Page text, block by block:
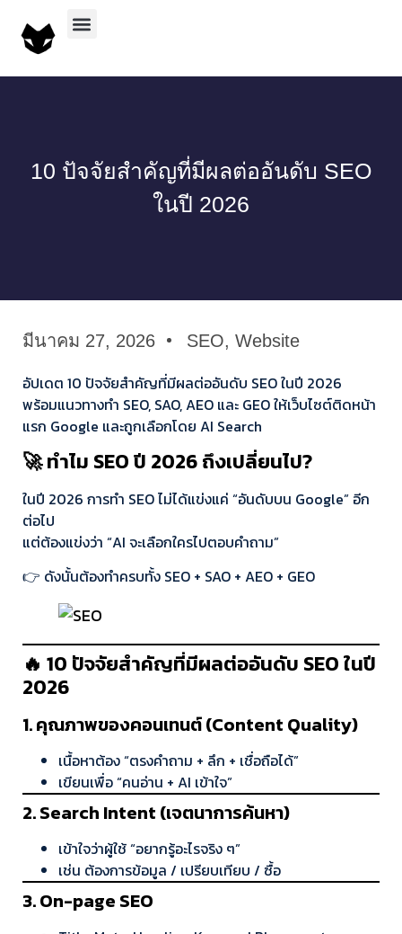
10 ปัจจัยสำคัญที่มีผลต่ออันดับ SEO
ในปี 2026
มีนาคม 27, 2026 SEO, Website
อัปเดต 10 ปัจจัยสำคัญที่มีผลต่ออันดับ SEO ในปี 2026
พร้อมแนวทางทำ SEO, SAO, AEO และ GEO ให้เว็บไซต์ติดหน้า
แรก Google และถูกเลือกโดย AI Search
🚀 ทำไม SEO ปี 2026 ถึงเปลี่ยนไป?
ในปี 2026 การทำ SEO ไม่ได้แข่งแค่ “อันดับบน Google” อีก
ต่อไป
แต่ต้องแข่งว่า “AI จะเลือกใครไปตอบคำถาม”
👉 ดังนั้นต้องทำครบทั้ง SEO + SAO + AEO + GEO
🔥 10 ปัจจัยสำคัญที่มีผลต่ออันดับ SEO ในปี
2026
1. คุณภาพของคอนเทนต์ (Content Quality)
เนื้อหาต้อง “ตรงคำถาม + ลึก + เชื่อถือได้”
เขียนเพื่อ “คนอ่าน + AI เข้าใจ”
2. Search Intent (เจตนาการค้นหา)
เข้าใจว่าผู้ใช้ “อยากรู้อะไรจริง ๆ”
เช่น ต้องการข้อมูล / เปรียบเทียบ / ซื้อ
3. On-page SEO